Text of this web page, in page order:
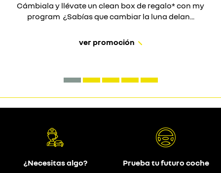
Cámbiala y llévate un clean box de regalo* con my
program ¿Sabías que cambiar la luna delan...
ver promoción
¿Necesitas algo?
Prueba tu futuro coche